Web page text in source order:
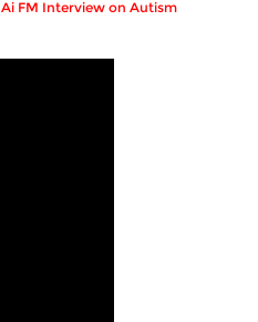
Ai FM Interview on Autism